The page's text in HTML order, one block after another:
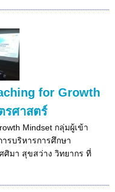
for Growth
รศาสตร์
Mindset กลุ่มผู้เข้า
รบริหารการศึกษา
ศิมา สุขสว่าง วิทยากร ที่